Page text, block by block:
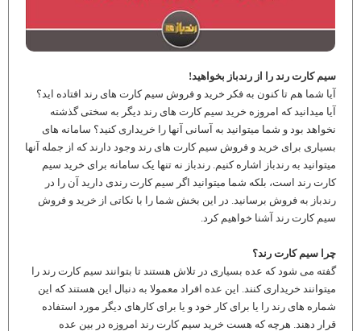
سیم کارت رند را از رندباز بخواهید!
آیا شما هم تا کنون به فکر خرید و فروش سیم کارت های رند افتاده اید؟
آیا میدانید که امروزه خرید سیم کارت های رند دیگر به سختی گذشته
نخواهد بود و شما میتوانید به آسانی آنها را خریداری کنید؟ سامانه های
بسیاری برای خرید و فروش سیم کارت های رند وجود دارند که از جمله آنها
میتوانید به رندباز اشاره کنیم. رندباز نه تنها یک سامانه برای خرید سیم
کارت رند است، بلکه شما میتوانید اگر سیم کارت رندی دارید آن را در
رندباز به فروش برسانید. در این بخش شما را با نکاتی از خرید و فروش
سیم کارت رند آشنا خواهیم کرد.
چرا سیم کارت رند؟
گفته می شود که عده بسیاری در تلاش هستند تا بتوانند سیم کارت رند را
میتوانند خریداری کنند. این عده افراد معمولا به دنبال این هستند که این
شماره های رند را یا برای کار خود و یا برای کارهای دیگر مورد استفاده
قرار دهند. هرچه که هست خرید سیم کارت رند امروزه در بین عده